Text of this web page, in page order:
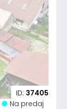
ID: 37405
Na predaj